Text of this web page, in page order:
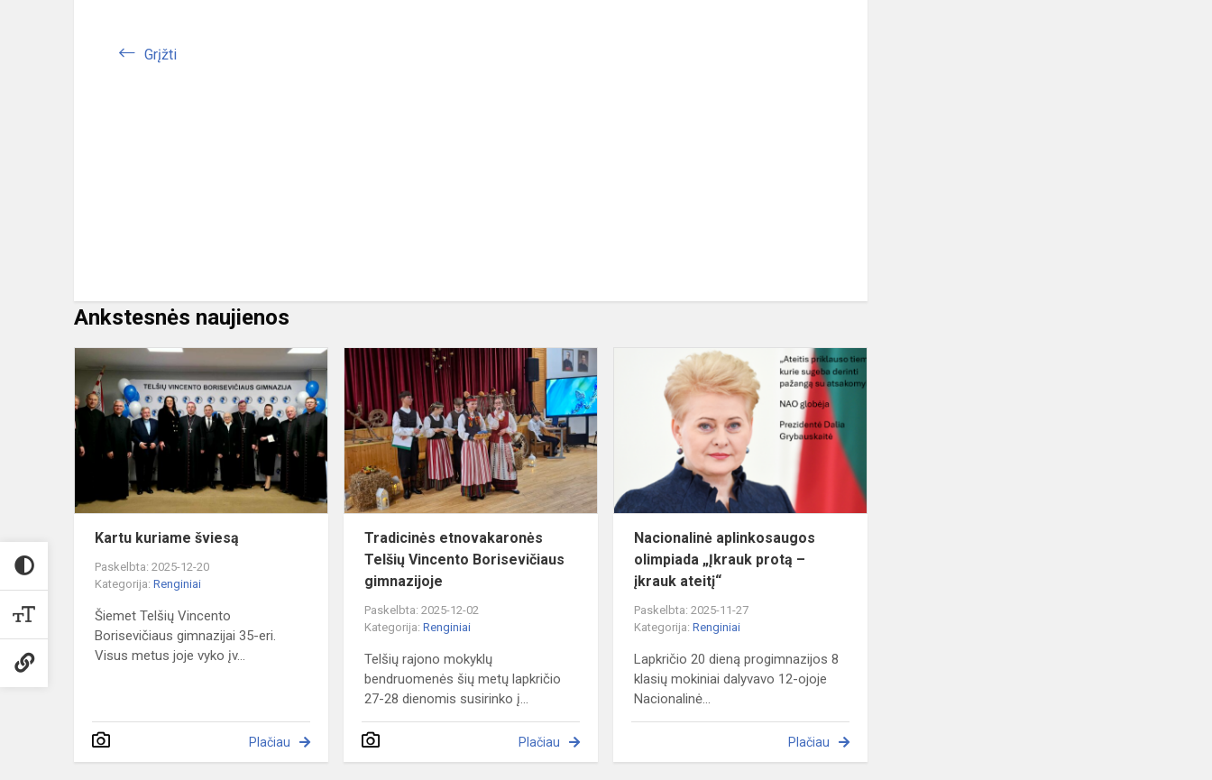
Grįžti
Ankstesnės naujienos
Kartu
kuriame
šviesą
Kartu kuriame šviesą
Paskelbta: 2025-12-20
Kategorija: Renginiai
Šiemet Telšių Vincento
Borisevičiaus gimnazijai 35-eri.
Visus metus joje vyko įv...
Plačiau
etnovakaronės
Telšių
Vincento
Borisevičiaus
Tradicinės etnovakaronės
Telšių Vincento Borisevičiaus
gimnazijoje
Paskelbta: 2025-12-02
Kategorija:Renginiai
Telšių rajono mokyklų
bendruomenės šių metų lapkričio
27-28 dienomis susirinko į...
Plačiau
Nacionalinė
Nacionalinė aplinkosaugos
olimpiada „Įkrauk protą –
įkrauk ateitį“
Paskelbta: 2025-11-27
Kategorija:Renginiai
Lapkričio 20 dieną progimnazijos 8
klasių mokiniai dalyvavo 12-ojoje
Nacionalinė...
Plačiau